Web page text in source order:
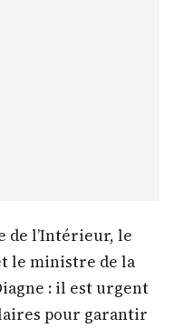
l’Intérieur, le
le ministre de la
: il est urgent
pour garantir